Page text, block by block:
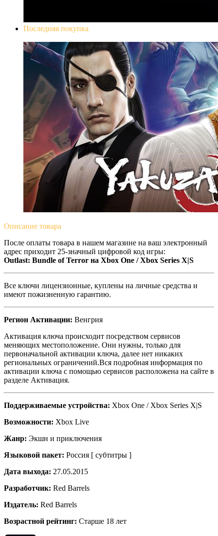
Последняя покупка
Описание товара
После оплаты товара в нашем магазине на ваш электронный
адрес приходит 25-значный цифровой код игры:
Outlast: Bundle of Terror на Xbox One / Xbox Series X|S
Все ключи лицензионные, куплены на личные средства и
имеют пожизненную гарантию.
Регион Активации: Венгрия
Активация ключа происходит посредством сервисов
меняющих местоположение. Они нужны, только для
первоначальной активации ключа, далее нет никаких
региональных ограничений.Вся подробная информация по
активации ключа с помощью сервисов расположена на сайте в
разделе Активация.
Поддерживаемые устройства: Xbox One / Xbox Series X|S
Возможности: Xbox Live
Жанр: Экшн и приключения
Языковой пакет: Россия [ субтитры ]
Дата выхода: 27.05.2015
Разработчик: Red Barrels
Издатель: Red Barrels
Возрастной рейтинг: Старше 18 лет